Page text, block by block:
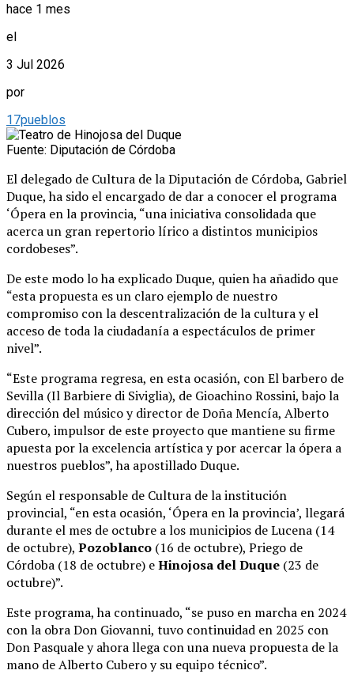
hace 1 mes
el
3 Jul 2026
por
17pueblos
Fuente: Diputación de Córdoba
El delegado de Cultura de la Diputación de Córdoba, Gabriel
Duque, ha sido el encargado de dar a conocer el programa
‘Ópera en la provincia, “una iniciativa consolidada que
acerca un gran repertorio lírico a distintos municipios
cordobeses”.
De este modo lo ha explicado Duque, quien ha añadido que
“esta propuesta es un claro ejemplo de nuestro
compromiso con la descentralización de la cultura y el
acceso de toda la ciudadanía a espectáculos de primer
nivel”.
“Este programa regresa, en esta ocasión, con El barbero de
Sevilla (Il Barbiere di Siviglia), de Gioachino Rossini, bajo la
dirección del músico y director de Doña Mencía, Alberto
Cubero, impulsor de este proyecto que mantiene su firme
apuesta por la excelencia artística y por acercar la ópera a
nuestros pueblos”, ha apostillado Duque.
Según el responsable de Cultura de la institución
provincial, “en esta ocasión, ‘Ópera en la provincia’, llegará
durante el mes de octubre a los municipios de Lucena (14
de octubre), Pozoblanco (16 de octubre), Priego de
Córdoba (18 de octubre) eHinojosa del Duque (23 de
octubre)”.
Este programa, ha continuado, “se puso en marcha en 2024
con la obra Don Giovanni, tuvo continuidad en 2025 con
Don Pasquale y ahora llega con una nueva propuesta de la
mano de Alberto Cubero y su equipo técnico”.